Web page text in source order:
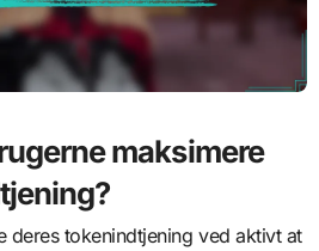
maksimere
deres tokenindtjening ved aktivt at